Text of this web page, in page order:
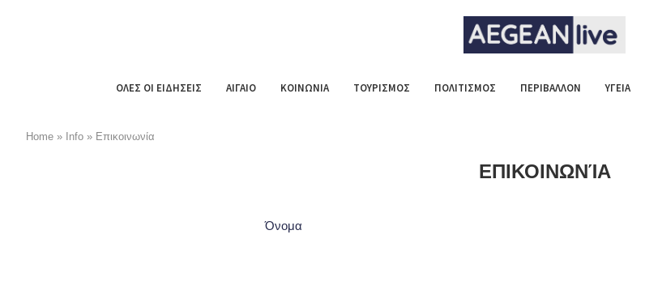
ΟΛΕΣ ΟΙ ΕΙΔΗΣΕΙΣ ΑΙΓΑΙΟ ΚΟΙΝΩΝΙΑ ΤΟΥΡΙΣΜΟΣ ΠΟΛΙΤΙΣΜΟΣ ΠΕΡΙΒΑΛΛΟΝ ΥΓΕΙΑ
Home » Info » Επικοινωνία
ΕΠΙΚΟΙΝΩΝΊΑ
Όνομα